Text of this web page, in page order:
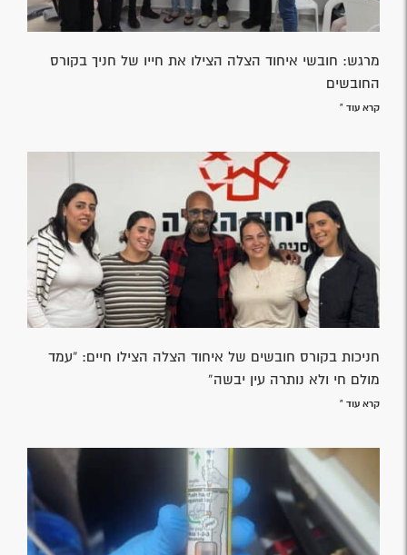
מרגש: חובשי איחוד הצלה הצילו את חייו של חניך בקורס
החובשים
קרא עוד »
חניכות בקורס חובשים של איחוד הצלה הצילו חיים: “עמד
מולם חי ולא נותרה עין יבשה”
קרא עוד »